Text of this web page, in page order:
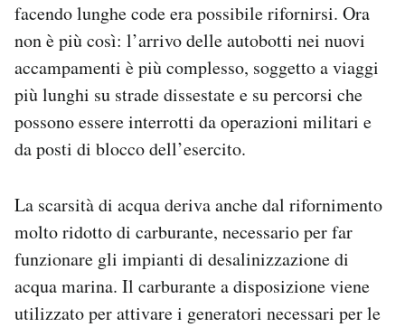
facendo lunghe code era possibile rifornirsi. Ora
non è più così: l’arrivo delle autobotti nei nuovi
accampamenti è più complesso, soggetto a viaggi
più lunghi su strade dissestate e su percorsi che
possono essere interrotti da operazioni militari e
da posti di blocco dell’esercito.
La scarsità di acqua deriva anche dal rifornimento
molto ridotto di carburante, necessario per far
funzionare gli impianti di desalinizzazione di
acqua marina. Il carburante a disposizione viene
utilizzato per attivare i generatori necessari per le